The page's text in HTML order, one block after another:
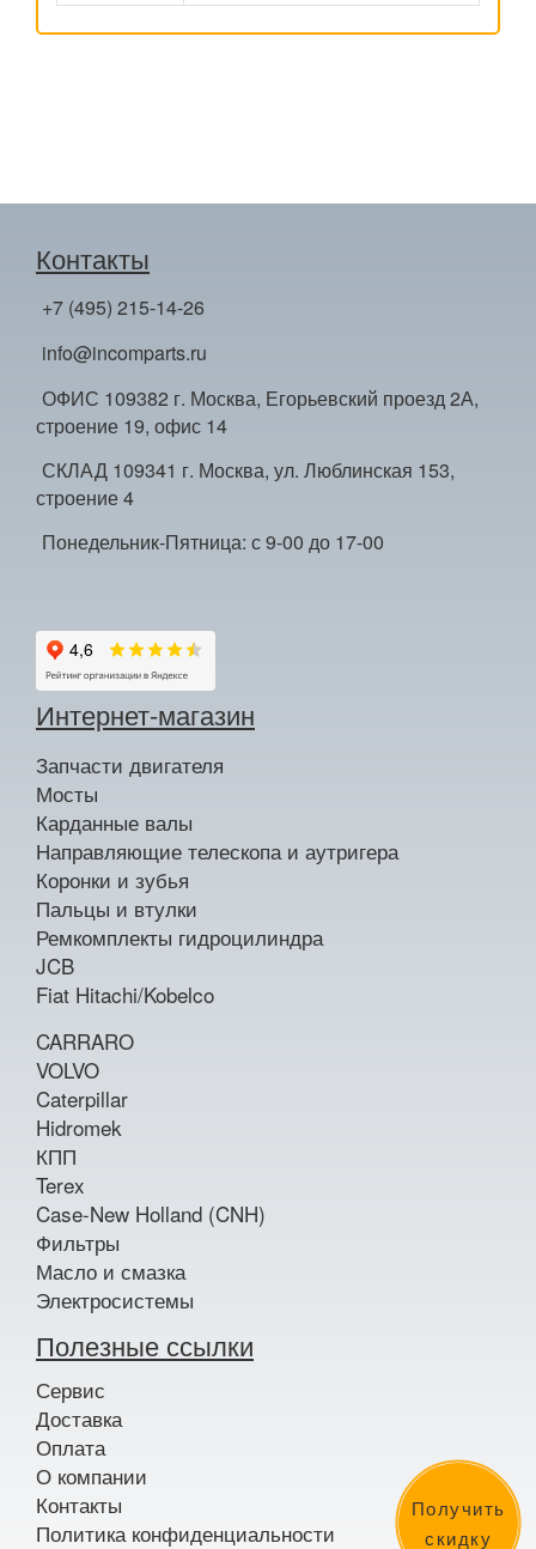
Получить
скидку
Контакты
+7 (495) 215-14-26
info@incomparts.ru
ОФИС 109382 г. Москва, Егорьевский проезд 2А,
строение 19, офис 14
СКЛАД 109341 г. Москва, ул. Люблинская 153,
строение 4
Понедельник-Пятница: с 9-00 до 17-00
Интернет-магазин
Запчасти двигателя
Мосты
Карданные валы
Направляющие телескопа и аутригера
Коронки и зубья
Пальцы и втулки
Ремкомплекты гидроцилиндра
JCB
Fiat Hitachi/Kobelco
CARRARO
VOLVO
Caterpillar
Hidromek
КПП
Terex
Case-New Holland (CNH)
Фильтры
Масло и смазка
Электросистемы
Полезные ссылки
Сервис
Доставка
Оплата
О компании
Контакты
Политика конфиденциальности